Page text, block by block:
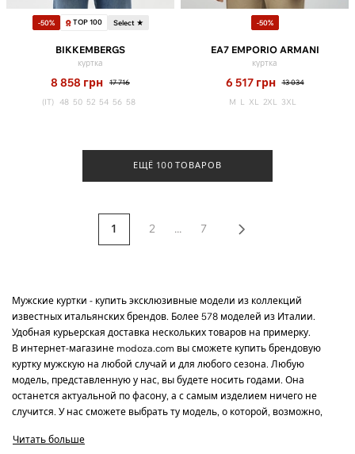
-50% TOP 100 Select ★
BIKKEMBERGS
куртка
8 858 грн 17 716
(IT) 48 50 52 54 56 58
-50%
EA7 EMPORIO ARMANI
куртка
6 517 грн 13 034
M L XL 2XL 3XL
ЕЩЁ 100 ТОВАРОВ
1 2 ... 7
Мужские куртки - купить эксклюзивные модели из коллекций
известных итальянских брендов. Более 578 моделей из Италии.
Удобная курьерская доставка нескольких товаров на примерку.
В интернет-магазине modoza.com вы сможете купить брендовую
куртку мужскую на любой случай и для любого сезона. Любую
модель, представленную у нас, вы будете носить годами. Она
останется актуальной по фасону, а с самым изделием ничего не
случится. У нас сможете выбрать ту модель, о которой, возможно,
Почему их покупать лучше всего у нас? Разбираемся вместе…
Читать больше